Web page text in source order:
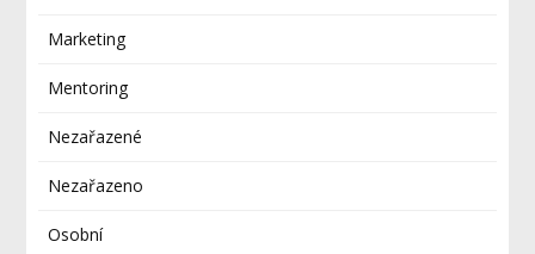
Marketing
Mentoring
Nezařazené
Nezařazeno
Osobní